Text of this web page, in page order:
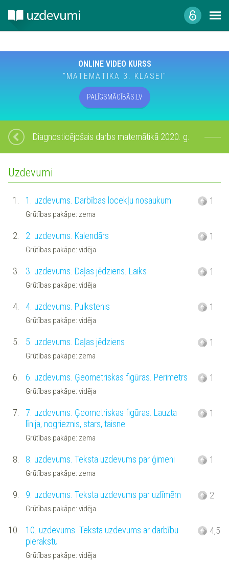
ONLINE VIDEO KURSS
"MATEMĀTIKA 3. KLASEI"
PALĪGSMĀCĪBĀS.LV
Diagnosticējošais darbs matemātikā 2020. g.
Uzdevumi
1. 1. uzdevums. Darbības locekļu nosaukumi
Grūtības pakāpe: zema
1
2. 2. uzdevums. Kalendārs
Grūtības pakāpe: vidēja
1
3. 3. uzdevums. Daļas jēdziens. Laiks
Grūtības pakāpe: vidēja
1
4. 4. uzdevums. Pulkstenis
Grūtības pakāpe: vidēja
1
5. 5. uzdevums. Daļas jēdziens
Grūtības pakāpe: zema
1
6. 6. uzdevums. Ģeometriskas figūras. Perimetrs
Grūtības pakāpe: vidēja
1
7.
7. uzdevums. Ģeometriskas figūras. Lauzta
līnija, nogrieznis, stars, taisne
Grūtības pakāpe: zema
1
8. 8. uzdevums. Teksta uzdevums par ģimeni
Grūtības pakāpe: zema
1
9. 9. uzdevums. Teksta uzdevums par uzlīmēm
Grūtības pakāpe: vidēja
2
10.
10. uzdevums. Teksta uzdevums ar darbību
pierakstu
Grūtības pakāpe: vidēja
4,5